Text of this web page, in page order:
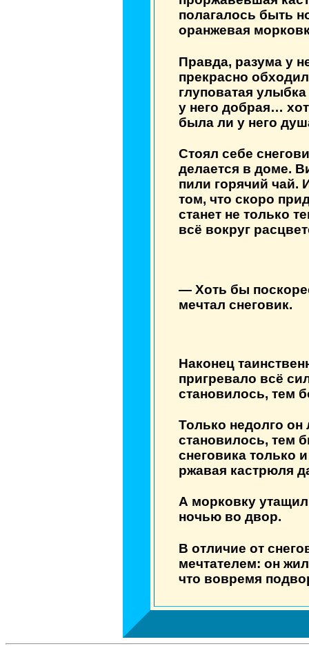
полагалось быть
оранжевая
Правда, разума у
прекрасно
глуповатая
у него добрая…
была ли у него
Стоял себе
делается в доме.
пили горячий чай.
том, что скоро
станет не только
всё вокруг
— Хоть бы
мечтал снеговик.
Наконец
пригревало всё
становилось, тем
Только недолго он
становилось, тем
снеговика только
ржавая кастрюля
А морковку
ночью во двор.
В отличие от
мечтателем: он
что вовремя